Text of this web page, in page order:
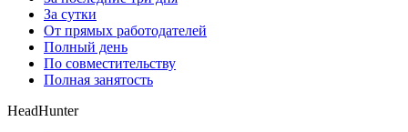
За сутки
От прямых работодателей
Полный день
По совместительству
Полная занятость
HeadHunter